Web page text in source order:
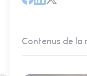
Contenus de la